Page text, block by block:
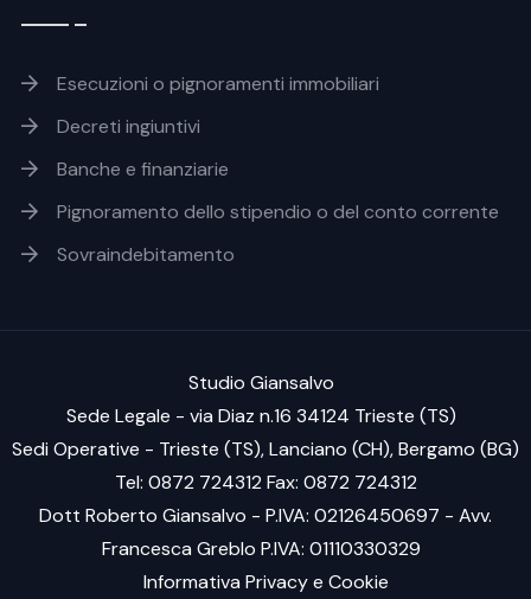
Footer soluzioni
Esecuzioni o pignoramenti immobiliari
Decreti ingiuntivi
Banche e finanziarie
Pignoramento dello stipendio o del conto corrente
Sovraindebitamento
Studio Giansalvo
Sede Legale - via Diaz n.16 34124 Trieste (TS)
Sedi Operative - Trieste (TS), Lanciano (CH), Bergamo (BG)
Tel: 0872 724312 Fax: 0872 724312
Dott Roberto Giansalvo - P.IVA: 02126450697 - Avv.
Francesca Greblo P.IVA: 01110330329
Informativa Privacy e Cookie